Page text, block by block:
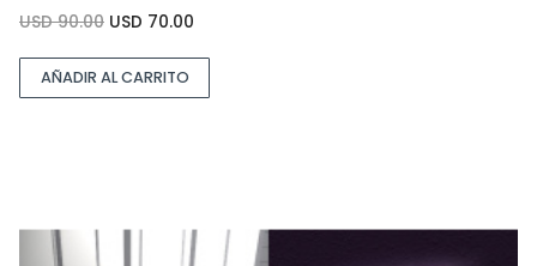
USD90.00 USD 70.00
AÑADIR AL CARRITO